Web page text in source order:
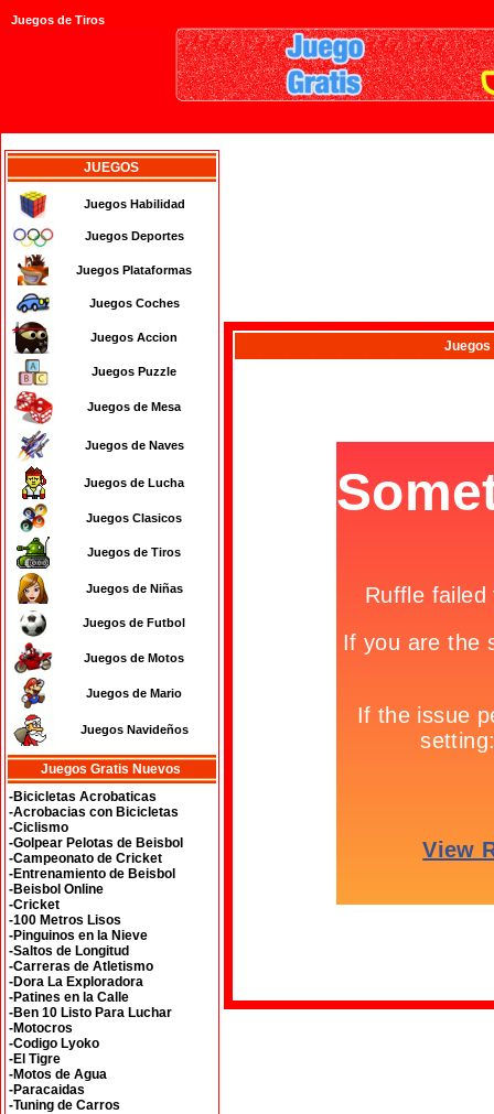
Juegos de Tiros
JUEGOS
Juegos Habilidad
Juegos Deportes
Juegos Plataformas
Juegos Coches
Juegos Accion
Juegos Puzzle
Juegos de Mesa
Juegos de Naves
Juegos de Lucha
Juegos Clasicos
Juegos de Tiros
Juegos de Niñas
Juegos de Futbol
Juegos de Motos
Juegos de Mario
Juegos Navideños
Juegos Gratis Nuevos
-Bicicletas Acrobaticas
-Acrobacias con Bicicletas
-Ciclismo
-Golpear Pelotas de Beisbol
-Campeonato de Cricket
-Entrenamiento de Beisbol
-Beisbol Online
-Cricket
-100 Metros Lisos
-Pinguinos en la Nieve
-Saltos de Longitud
-Carreras de Atletismo
-Dora La Exploradora
-Patines en la Calle
-Ben 10 Listo Para Luchar
-Motocros
-Codigo Lyoko
-El Tigre
-Motos de Agua
-Paracaidas
-Tuning de Carros
Juegos